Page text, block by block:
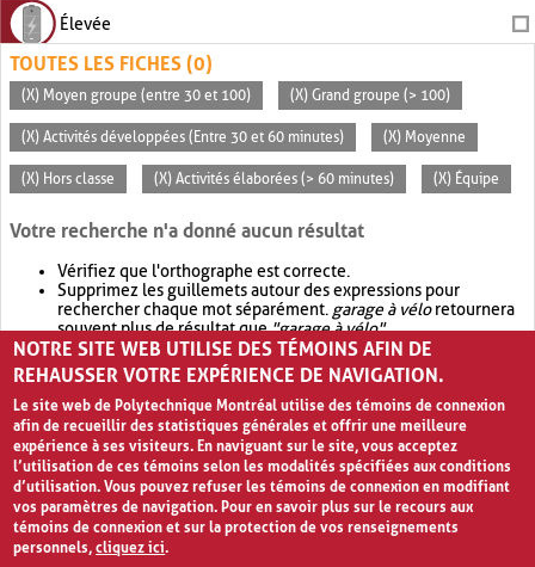
Élevée
TOUTES LES FICHES (0)
(X) Moyen groupe (entre 30 et 100) (X) Grand groupe (> 100)
(X) Activités développées (Entre 30 et 60 minutes) (X) Moyenne
(X) Hors classe (X) Activités élaborées (> 60 minutes) (X) Équipe
Votre recherche n'a donné aucun résultat
Vérifiez que l'orthographe est correcte.
Supprimez les guillemets autour des expressions pour
rechercher chaque mot séparément. garage à véloretournera
souvent plus de résultat que"garage à vélo".
Envisagez d'élargir votre recherche avec OR.garage OR vélo
retournera souvent plus de résultat quegarage à vélo
NOTRE SITE WEB UTILISE DES TÉMOINS AFIN DE
REHAUSSER VOTRE EXPÉRIENCE DE NAVIGATION.
Le site web de Polytechnique Montréal utilise des témoins de connexion
afin de recueillir des statistiques générales et offrir une meilleure
expérience à ses visiteurs. En naviguant sur le site, vous acceptez
l’utilisation de ces témoins selon les modalités spécifiées aux conditions
d’utilisation. Vous pouvez refuser les témoins de connexion en modifiant
vos paramètres de navigation. Pour en savoir plus sur le recours aux
témoins de connexion et sur la protection de vos renseignements
personnels,cliquez ici.